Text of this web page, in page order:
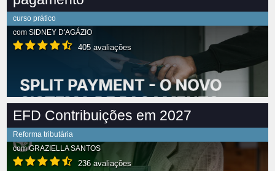
curso prático
com SIDNEY D'AGÁZIO
405 avaliações
EFD Contribuições em 2027
Reforma tributária
comGRAZIELLA SANTOS
236 avaliações